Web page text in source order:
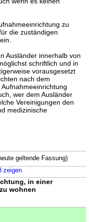
zu
die zuständigen
Ausländer innerhalb von
schriftlich und in
vorausgesetzt
nach dem
wer dem Ausländer
Vereinigungen den
medizinische
geltende Fassung)
zeigen
in einer
wohnen